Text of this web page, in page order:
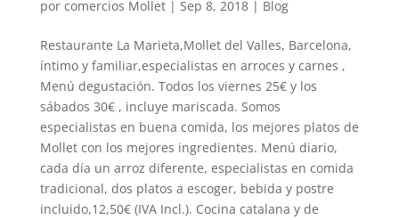
por comercios Mollet| Sep 8, 2018| Blog
Restaurante La Marieta,Mollet del Valles, Barcelona,
íntimo y familiar,especialistas en arroces y carnes ,
Menú degustación. Todos los viernes 25€ y los
sábados 30€ , incluye mariscada. Somos
especialistas en buena comida, los mejores platos de
Mollet con los mejores ingredientes. Menú diario,
cada día un arroz diferente, especialistas en comida
tradicional, dos platos a escoger, bebida y postre
incluido,12,50€ (IVA Incl.). Cocina catalana y de